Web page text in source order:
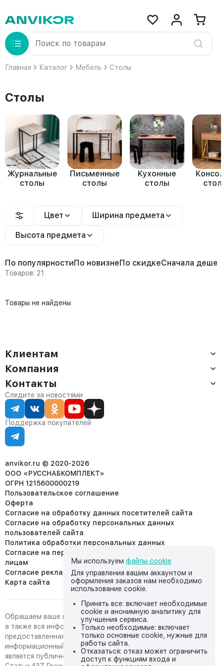
Главная Каталог Мебель Столы
Столы
Журнальные
столы
Письменные
столы
Кухонные
столы
Цвет Ширина предмета
Высота предмета
По популярностиПо новизнеПо скидкеСначала
Товаров: 21
Товары не найдены
Клиентам
Доставка
Оплата
Сервис
Статус заказа
Статьи
Компания
О компании
Контакты
Партнёрам
Контакты
Отдел продаж:
8 (800) 234-22-62
corp@anvikor.ru
Ежедневно, с 7:00-19:00 (МСК)
Отдел рекламации:
8 (953) 455-25-61
Следите за новостями
Поддержка покупателей
anvikor.ru © 2020-2026
ООО «РУССНАБКОМПЛЕКТ»
ОГРН 1215600000219
Пользовательское соглашение
Оферта
Согласие на обработку данных посетителей сайта
Согласие на обработку персональных данных
пользователей сайта
Политика обработки персональных данных
Согласие на передачу персональных данных третьим
лицам
Согласие реклама
Карта сайта
Обращаем ваше внимание на то, что данный интернет-сайт,
а также вся информация о товарах и ценах,
предоставленная на нём, носит исключительно
информационный характер и ни при каких условиях не
является публичной офертой, определяемой положениями
Мы используем файлы cookie
Для управления вашим аккаунтом и
оформления заказов нам необходимо
использование cookie.
Принять все: включает необходимые
cookie и анонимную аналитику для
улучшения сервиса.
Только необходимые: включает
только основные cookie, нужные для
работы сайта.
Отказаться: отказ может ограничить
доступ к функциям входа и